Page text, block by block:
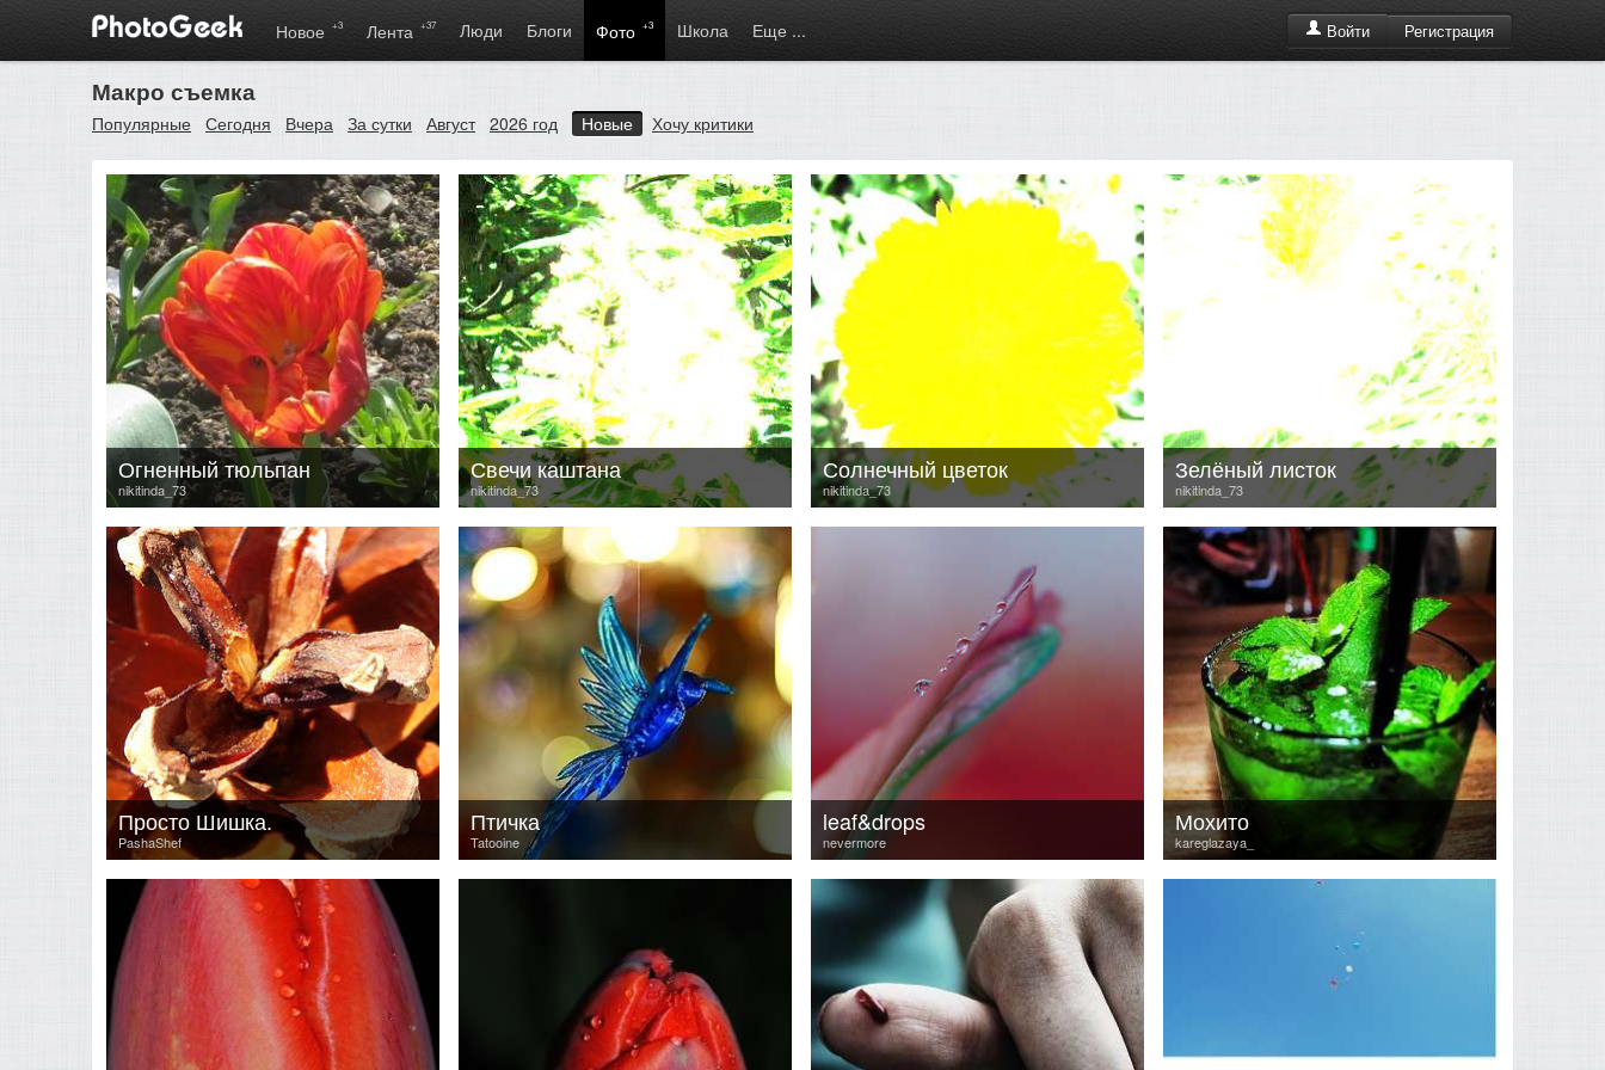
Войти Регистрация
Новое +3 Лента +37 Люди Блоги Фото +3 Школа Еще ...
Макро съемка
Популярные Сегодня Вчера За сутки Август 2026 год Новые Хочу критики
nikitinda_73
Огненный тюльпан
nikitinda_73
Свечи каштана
nikitinda_73
Солнечный цветок
nikitinda_73
Зелёный листок
PashaShef
Просто Шишка.
Tatooine
Птичка
nevermore
leaf&drops
kareglazaya_
Мохито